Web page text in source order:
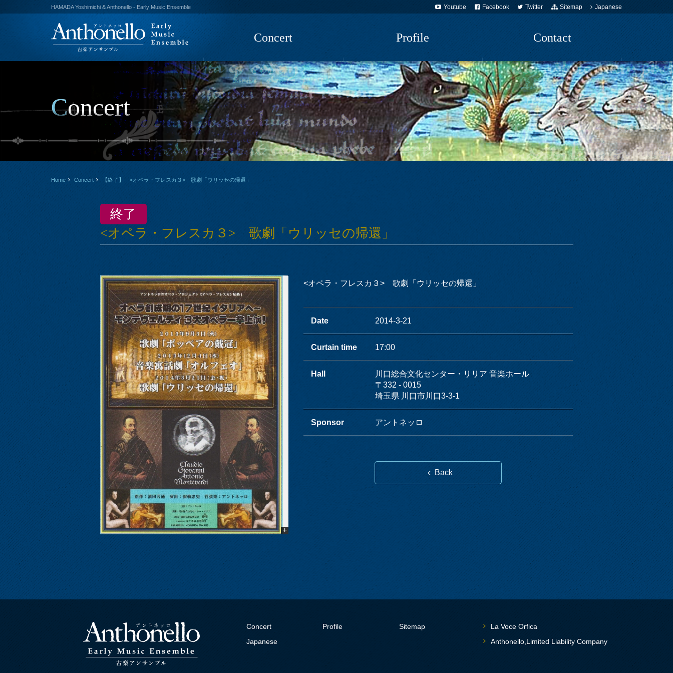
HAMADA Yoshimichi & Anthonello - Early Music Ensemble Youtube Facebook Twitter Sitemap Japanese
Concert Profile Contact
Concert
Home Concert 【終了】 <オペラ・フレスカ３> 歌劇「ウリッセの帰還」
終了
<オペラ・フレスカ３> 歌劇「ウリッセの帰還」
<オペラ・フレスカ３> 歌劇「ウリッセの帰還」
Date 2014-3-21
Curtain time 17:00
Hall
川口総合文化センター・リリア 音楽ホール
〒332 - 0015
埼玉県 川口市川口3-3-1
Sponsor アントネッロ
Back
Concert Profile
Sitemap
Japanese
La Voce Orfica
Anthonello,Limited Liability Company